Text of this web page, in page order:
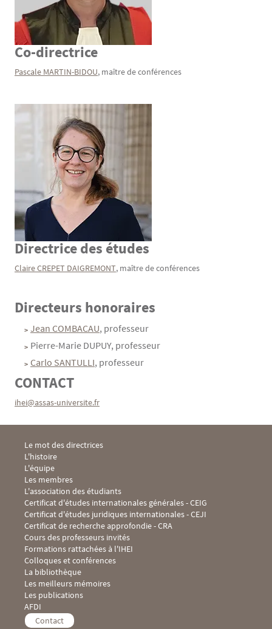
Texte
Co-directrice
Pascale MARTIN-BIDOU, maître de conférences
Texte
Directrice des études
Claire CREPET DAIGREMONT, maître de conférences
Texte
Directeurs honoraires
Jean COMBACAU, professeur
Pierre-Marie DUPUY, professeur
Carlo SANTULLI, professeur
CONTACT
ihei@assas-universite.fr
Menu Footer IHEI 1
Le mot des directrices
L'histoire
L'équipe
Les membres
L'association des étudiants
Menu Footer IHEI 2
Certificat d'études internationales générales - CEIG
Certificat d'études juridiques internationales - CEJI
Certificat de recherche approfondie - CRA
Cours des professeurs invités
Formations rattachées à l'IHEI
Menu Footer IHEI 3
Colloques et conférences
La bibliothèque
Les meilleurs mémoires
Les publications
Menu Footer IHEI 4
AFDI
Contact